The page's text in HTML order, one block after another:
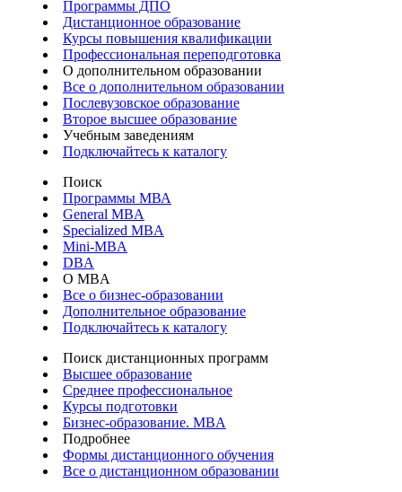
Программы ДПО
Дистанционное образование
Курсы повышения квалификации
Профессиональная переподготовка
О дополнительном образовании
Все о дополнительном образовании
Послевузовское образование
Второе высшее образование
Учебным заведениям
Подключайтесь к каталогу
Поиск
Программы МВА
General MBA
Specialized MBA
Mini-MBA
DBA
О MBA
Все о бизнес-образовании
Дополнительное образование
Подключайтесь к каталогу
Поиск дистанционных программ
Высшее образование
Среднее профессиональное
Курсы подготовки
Бизнес-образование. MBA
Подробнее
Формы дистанционного обучения
Все о дистанционном образовании